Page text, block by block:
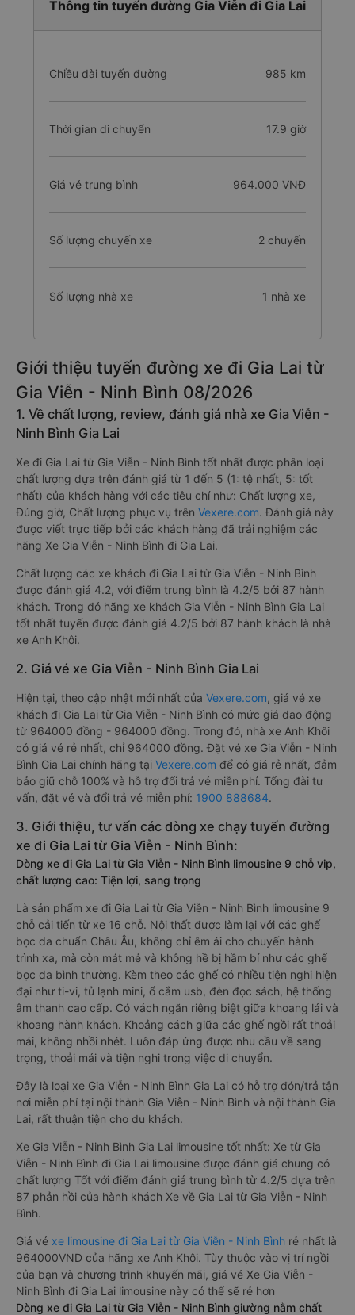
Thông tin tuyến đường Gia Viễn đi Gia Lai
Chiều dài tuyến đường 985 km
Thời gian di chuyển 17.9 giờ
Giá vé trung bình 964.000 VNĐ
Số lượng chuyến xe 2 chuyến
Số lượng nhà xe 1 nhà xe
Giới thiệu tuyến đường xe đi Gia Lai từ
Gia Viễn - Ninh Bình 08/2026
1. Về chất lượng, review, đánh giá nhà xe Gia Viễn -
Ninh Bình Gia Lai
Xe đi Gia Lai từ Gia Viễn - Ninh Bình tốt nhất được phân loại
chất lượng dựa trên đánh giá từ 1 đến 5 (1: tệ nhất, 5: tốt
nhất) của khách hàng với các tiêu chí như: Chất lượng xe,
Đúng giờ, Chất lượng phục vụ trên Vexere.com. Đánh giá này
được viết trực tiếp bởi các khách hàng đã trải nghiệm các
hãng Xe Gia Viễn - Ninh Bình đi Gia Lai.
Chất lượng các xe khách đi Gia Lai từ Gia Viễn - Ninh Bình
được đánh giá 4.2, với điểm trung bình là 4.2/5 bởi 87 hành
khách. Trong đó hãng xe khách Gia Viễn - Ninh Bình Gia Lai
tốt nhất tuyến được đánh giá 4.2/5 bởi 87 hành khách là nhà
xe Anh Khôi.
2. Giá vé xe Gia Viễn - Ninh Bình Gia Lai
Hiện tại, theo cập nhật mới nhất của Vexere.com, giá vé xe
khách đi Gia Lai từ Gia Viễn - Ninh Bình có mức giá dao động
từ 964000 đồng - 964000 đồng. Trong đó, nhà xe Anh Khôi
có giá vé rẻ nhất, chỉ 964000 đồng. Đặt vé xe Gia Viễn - Ninh
Bình Gia Lai chính hãng tại Vexere.com để có giá rẻ nhất, đảm
bảo giữ chỗ 100% và hỗ trợ đổi trả vé miễn phí. Tổng đài tư
vấn, đặt vé và đổi trả vé miễn phí: 1900 888684.
3. Giới thiệu, tư vấn các dòng xe chạy tuyến đường
xe đi Gia Lai từ Gia Viễn - Ninh Bình:
Dòng xe đi Gia Lai từ Gia Viễn - Ninh Bình limousine 9 chỗ vip,
chất lượng cao: Tiện lợi, sang trọng
Là sản phẩm xe đi Gia Lai từ Gia Viễn - Ninh Bình limousine 9
chỗ cải tiến từ xe 16 chỗ. Nội thất được làm lại với các ghế
bọc da chuẩn Châu Âu, không chỉ êm ái cho chuyến hành
trình xa, mà còn mát mẻ và không hề bị hầm bí như các ghế
bọc da bình thường. Kèm theo các ghế có nhiều tiện nghi hiện
đại như ti-vi, tủ lạnh mini, ổ cắm usb, đèn đọc sách, hệ thống
âm thanh cao cấp. Có vách ngăn riêng biệt giữa khoang lái và
khoang hành khách. Khoảng cách giữa các ghế ngồi rất thoải
mái, không nhồi nhét. Luôn đáp ứng được nhu cầu về sang
trọng, thoải mái và tiện nghi trong việc di chuyển.
Đây là loại xe Gia Viễn - Ninh Bình Gia Lai có hỗ trợ đón/trả tận
nơi miễn phí tại nội thành Gia Viễn - Ninh Bình và nội thành Gia
Lai, rất thuận tiện cho du khách.
Xe Gia Viễn - Ninh Bình Gia Lai limousine tốt nhất: Xe từ Gia
Viễn - Ninh Bình đi Gia Lai limousine được đánh giá chung có
chất lượng Tốt với điểm đánh giá trung bình từ 4.2/5 dựa trên
87 phản hồi của hành khách Xe về Gia Lai từ Gia Viễn - Ninh
Bình.
Giá vé xe limousine đi Gia Lai từ Gia Viễn - Ninh Bình rẻ nhất là
964000VND của hãng xe Anh Khôi. Tùy thuộc vào vị trí ngồi
của bạn và chương trình khuyến mãi, giá vé Xe Gia Viễn -
Ninh Bình đi Gia Lai limousine này có thể sẽ rẻ hơn
Dòng xe đi Gia Lai từ Gia Viễn - Ninh Bình giường nằm chất